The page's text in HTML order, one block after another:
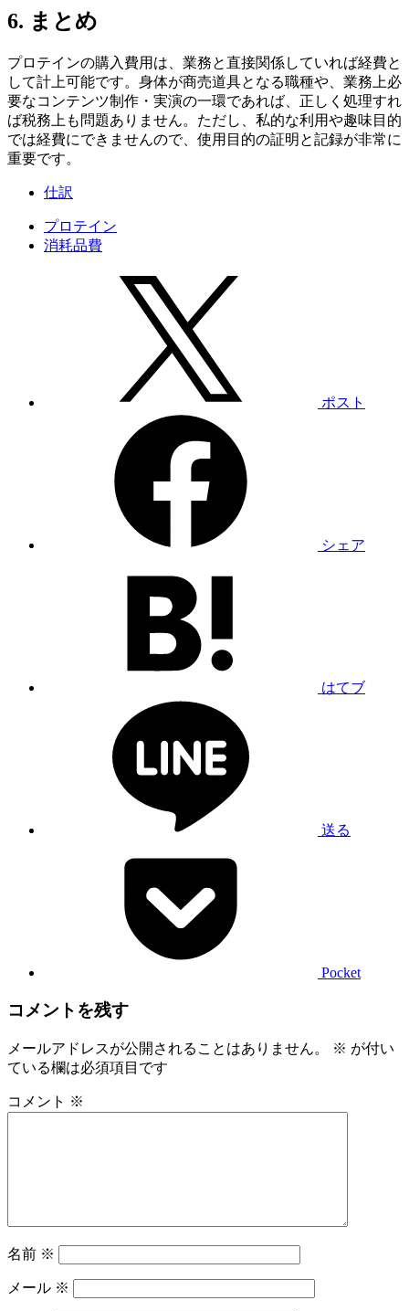
6. まとめ
プロテインの購入費用は、業務と直接関係していれば経費と
して計上可能です。身体が商売道具となる職種や、業務上必
要なコンテンツ制作・実演の一環であれば、正しく処理すれ
ば税務上も問題ありません。ただし、私的な利用や趣味目的
では経費にできませんので、使用目的の証明と記録が非常に
重要です。
仕訳
プロテイン
消耗品費
ポスト
シェア
はてブ
送る
Pocket
コメントを残す
メールアドレスが公開されることはありません。 ※ が付い
ている欄は必須項目です
コメント ※
名前 ※
メール ※